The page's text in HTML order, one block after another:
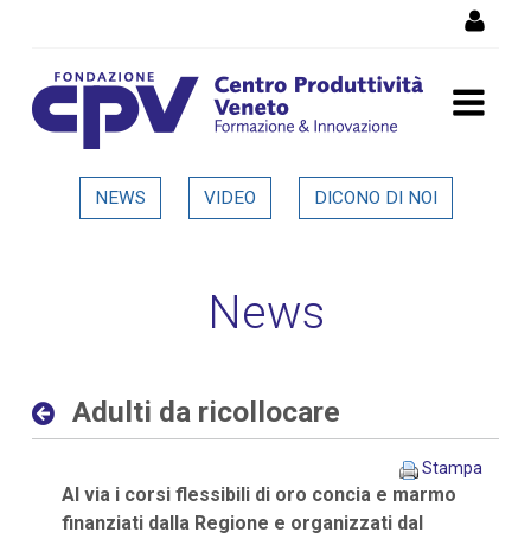
Adulti da ricollocare -
NEWS VIDEO DICONO DI NOI
News
Adulti da ricollocare
Stampa
Al via i corsi flessibili di oro concia e marmo
finanziati dalla Regione e organizzati dal